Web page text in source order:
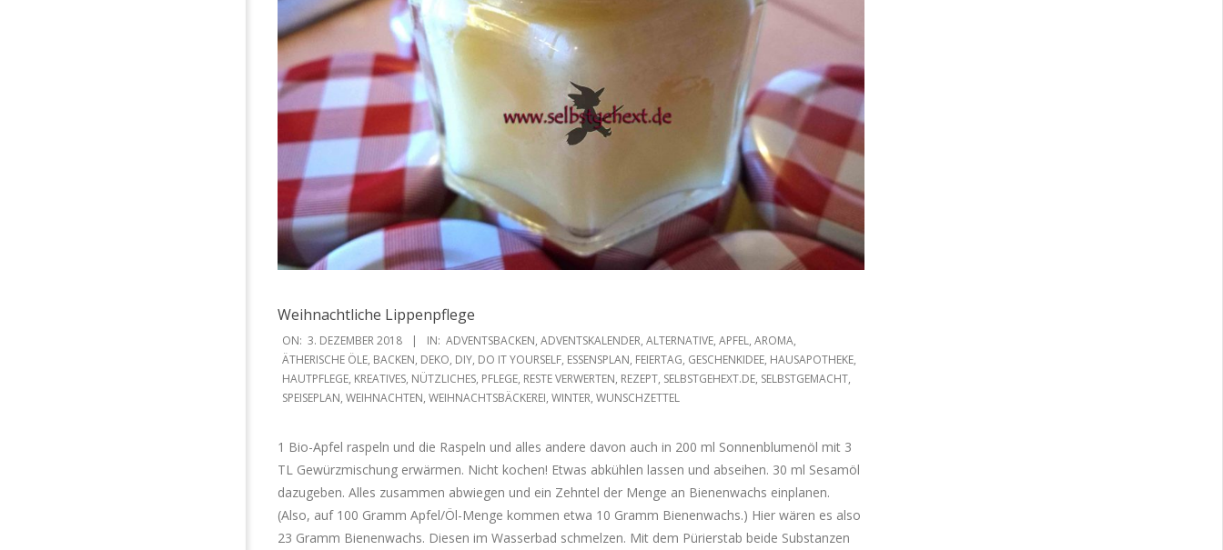
Weihnachtliche Lippenpflege
2018-
12-
03
ON: 3. DEZEMBER 2018 IN: ADVENTSBACKEN, ADVENTSKALENDER, ALTERNATIVE, APFEL, AROMA,
ÄTHERISCHE ÖLE, BACKEN, DEKO, DIY, DO IT YOURSELF, ESSENSPLAN, FEIERTAG, GESCHENKIDEE, HAUSAPOTHEKE,
HAUTPFLEGE, KREATIVES, NÜTZLICHES, PFLEGE, RESTE VERWERTEN, REZEPT, SELBSTGEHEXT.DE, SELBSTGEMACHT,
SPEISEPLAN, WEIHNACHTEN, WEIHNACHTSBÄCKEREI, WINTER, WUNSCHZETTEL
1 Bio-Apfel raspeln und die Raspeln und alles andere davon auch in 200 ml Sonnenblumenöl mit 3
TL Gewürzmischung erwärmen. Nicht kochen! Etwas abkühlen lassen und abseihen. 30 ml Sesamöl
dazugeben. Alles zusammen abwiegen und ein Zehntel der Menge an Bienenwachs einplanen.
(Also, auf 100 Gramm Apfel/Öl-Menge kommen etwa 10 Gramm Bienenwachs.) Hier wären es also
23 Gramm Bienenwachs. Diesen im Wasserbad schmelzen. Mit dem Pürierstab beide Substanzen